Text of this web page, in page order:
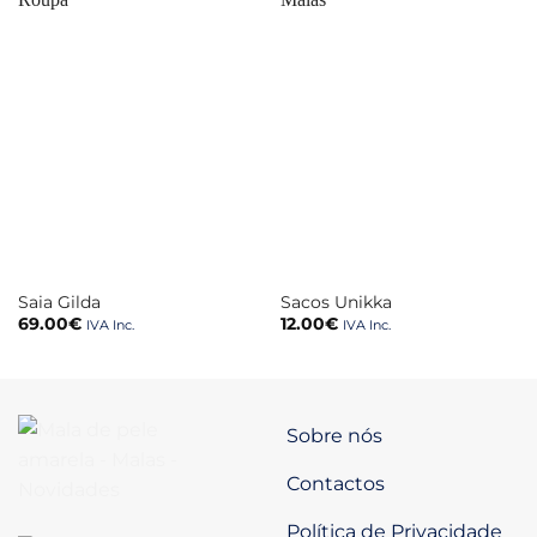
Saia Gilda
69.00€ IVA Inc.
Sacos Unikka
12.00€ IVA Inc.
Sobre nós
Contactos
Política de Privacidade